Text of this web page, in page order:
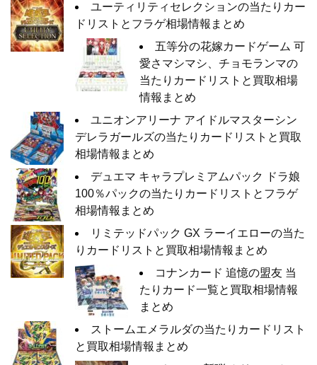
ユーティリティセレクションの当たりカー
ドリストとフラゲ相場情報まとめ
五等分の花嫁カードゲーム 可
愛さマシマシ、チョモランマの
当たりカードリストと買取相場
情報まとめ
ユニオンアリーナ アイドルマスターシン
デレラガールズの当たりカードリストと買取
相場情報まとめ
デュエマ キャラプレミアムパック ドラ娘
100％パックの当たりカードリストとフラゲ
相場情報まとめ
リミテッドパック GX ラーイエローの当た
りカードリストと買取相場情報まとめ
コナンカード 追憶の盟友 当
たりカード一覧と買取相場情報
まとめ
ストームエメラルダの当たりカードリスト
と買取相場情報まとめ